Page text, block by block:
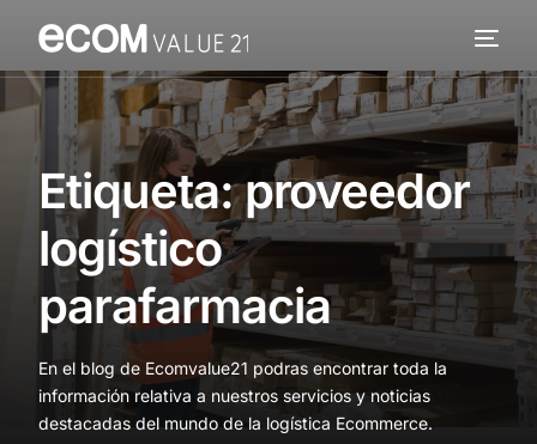
Etiqueta:proveedor
logístico
parafarmacia
En el blog de Ecomvalue21 podras encontrar toda la
información relativa a nuestros servicios y noticias
destacadas del mundo de la logística Ecommerce.
Servicios
Cómo trabajamos
Valor añadido
Clientes
Blog
Contacta